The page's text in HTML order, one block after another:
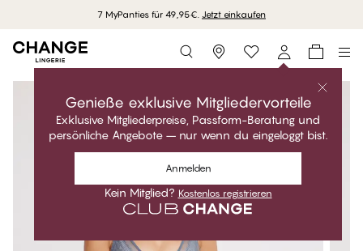
7 MyPanties für 49,95€. Jetzt einkaufen
Storefinder
Genieße exklusive Mitgliedervorteile
Exklusive Mitgliederpreise, Passform-Beratung und
persönliche Angebote – nur wenn du eingeloggt bist.
Anmelden
Kein Mitglied? Kostenlos registrieren